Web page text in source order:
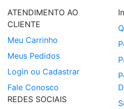
ATENDIMENTO AO
CLIENTE
Meu Carrinho
Meus Pedidos
Login ou Cadastrar
Fale Conosco
REDES SOCIAIS